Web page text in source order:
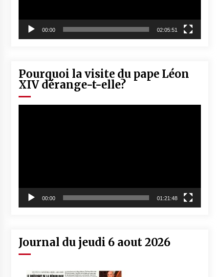
00:00 02:05:51
Pourquoi la visite du pape Léon
XIV dérange-t-elle?
00:00 01:21:48
Journal du jeudi 6 aout 2026